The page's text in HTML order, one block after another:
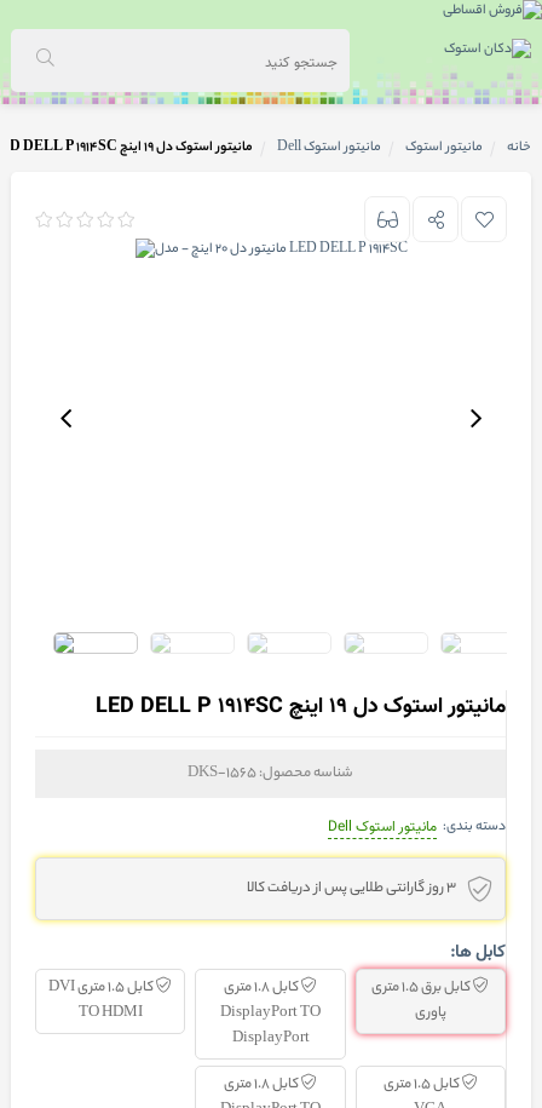
خانه مانیتور استوک مانیتور استوک Dell مانیتور استوک دل 19 اینچ LED DELL P 1914SC
مانیتور استوک دل 19 اینچ LED DELL P 1914SC
شناسه محصول:DKS-1565
دسته بندی: مانیتور استوک Dell
3 روز گارانتی طلایی پس از دریافت کالا
کابل ها:
کابل برق 1.5 متری
پاوری
کابل 1.8 متری
DisplayPort TO
DisplayPort
کابل 1.5 متری DVI
TO HDMI
کابل 1.5 متری
کابل 1.8 متری